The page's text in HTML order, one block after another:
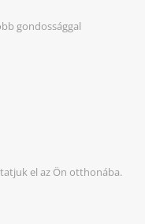
gondossággal
el az Ön otthonába.